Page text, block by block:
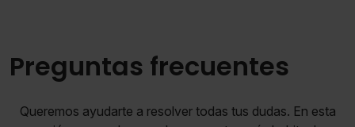
Preguntas frecuentes
Queremos ayudarte a resolver todas tus dudas. En esta